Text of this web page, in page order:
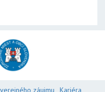
záujmu Kariéra